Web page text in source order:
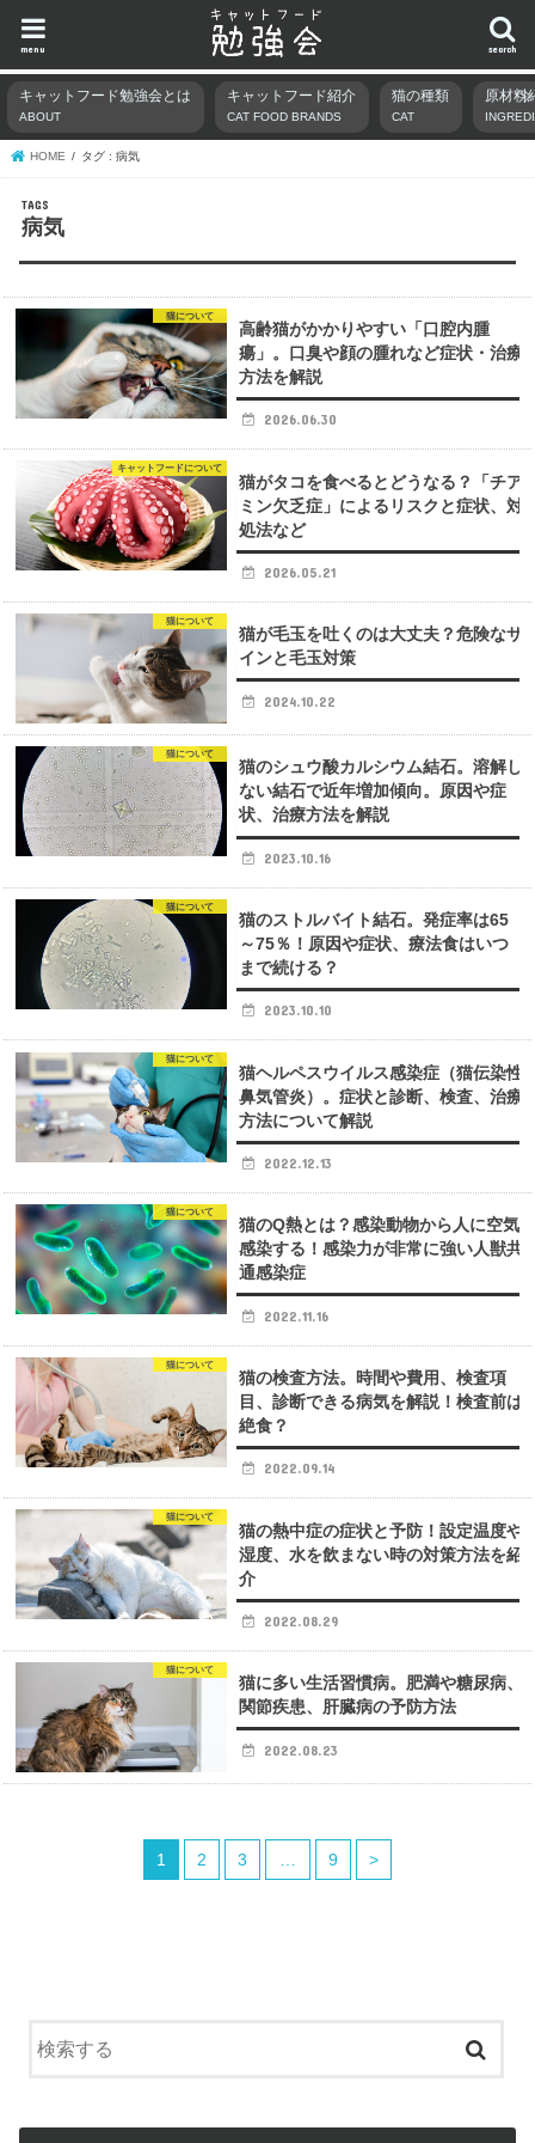
search
menu
キャットフード勉強会とは
ABOUT
キャットフード紹介
CAT FOOD BRANDS
猫の種類
CAT
原材料
HOME タグ : 病気
病気
猫について
高齢猫がかかりやすい「口腔内腫
瘍」。口臭や顔の腫れなど症状・治療
方法を解説
2026.06.30
キャットフードについて
猫がタコを食べるとどうなる？「チア
ミン欠乏症」によるリスクと症状、対
処法など
2026.05.21
猫について
猫が毛玉を吐くのは大丈夫？危険なサ
インと毛玉対策
2024.10.22
猫について
猫のシュウ酸カルシウム結石。溶解し
ない結石で近年増加傾向。原因や症
状、治療方法を解説
2023.10.16
猫について
猫のストルバイト結石。発症率は65
～75％！原因や症状、療法食はいつ
まで続ける？
2023.10.10
猫について
猫ヘルペスウイルス感染症（猫伝染性
鼻気管炎）。症状と診断、検査、治療
方法について解説
2022.12.13
猫について
猫のQ熱とは？感染動物から人に空気
感染する！感染力が非常に強い人獣共
通感染症
2022.11.16
猫について
猫の検査方法。時間や費用、検査項
目、診断できる病気を解説！検査前は
絶食？
2022.09.14
猫について
猫の熱中症の症状と予防！設定温度や
湿度、水を飲まない時の対策方法を紹
介
2022.08.29
猫について
猫に多い生活習慣病。肥満や糖尿病、
関節疾患、肝臓病の予防方法
2022.08.23
1 2 3 9 >